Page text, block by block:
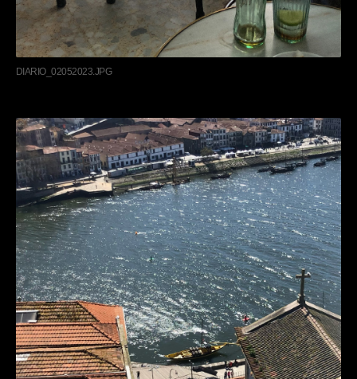
DIARIO_02052023.JPG